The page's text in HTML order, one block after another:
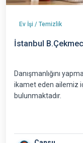
Ev İşi / Temizlik
Danışmanlığını
ikamet eden ailemiz
bulunmaktadır.